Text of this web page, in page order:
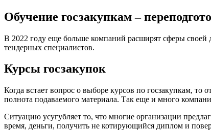
Обучение госзакупкам –
В 2022 году еще больше компаний расширят сферы своей
тендерных специалистов.
Курсы госзакупок
Когда встает вопрос о выборе курсов по госзакупкам, то
полнота подаваемого материала. Так еще и много
Ситуацию усугубляет то, что многие организации
время, деньги, получить не котирующийся диплом и